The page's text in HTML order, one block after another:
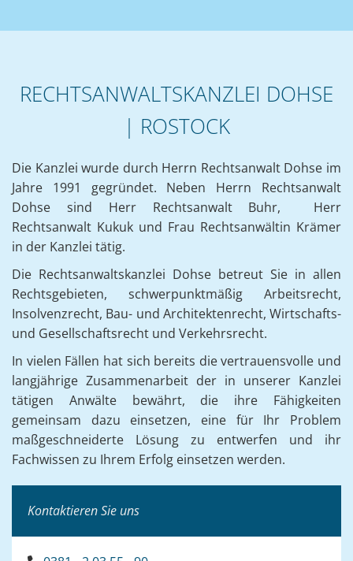
RECHTSANWALTSKANZLEI DOHSE
| ROSTOCK
Die Kanzlei wurde durch Herrn Rechtsanwalt Dohse im
Jahre 1991 gegründet. Neben Herrn Rechtsanwalt
Dohse sind Herr Rechtsanwalt Buhr, Herr
Rechtsanwalt Kukuk und Frau Rechtsanwältin Krämer
in der Kanzlei tätig.
Die Rechtsanwaltskanzlei Dohse betreut Sie in allen
Rechtsgebieten, schwerpunktmäßig Arbeitsrecht,
Insolvenzrecht, Bau- und Architektenrecht, Wirtschafts-
und Gesellschaftsrecht und Verkehrsrecht.
In vielen Fällen hat sich bereits die vertrauensvolle und
langjährige Zusammenarbeit der in unserer Kanzlei
tätigen Anwälte bewährt, die ihre Fähigkeiten
gemeinsam dazu einsetzen, eine für Ihr Problem
maßgeschneiderte Lösung zu entwerfen und ihr
Fachwissen zu Ihrem Erfolg einsetzen werden.
Kontaktieren Sie uns